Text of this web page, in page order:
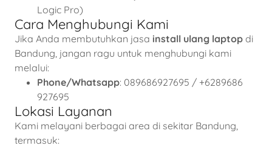
Logic Pro)
Cara Menghubungi Kami
Jika Anda membutuhkan jasa install ulang laptop di
Bandung, jangan ragu untuk menghubungi kami
melalui:
Phone/Whatsapp: 089686927695 / +6289686
927695
Lokasi Layanan
Kami melayani berbagai area di sekitar Bandung,
termasuk: